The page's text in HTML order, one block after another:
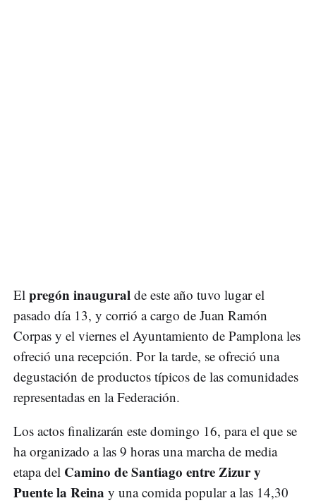
El pregón inaugural de este año tuvo lugar el
pasado día 13, y corrió a cargo de Juan Ramón
Corpas y el viernes el Ayuntamiento de Pamplona les
ofreció una recepción. Por la tarde, se ofreció una
degustación de productos típicos de las comunidades
representadas en la Federación.
Los actos finalizarán este domingo 16, para el que se
ha organizado a las 9 horas una marcha de media
etapa del Camino de Santiago entre Zizur y
Puente la Reina y una comida popular a las 14,30